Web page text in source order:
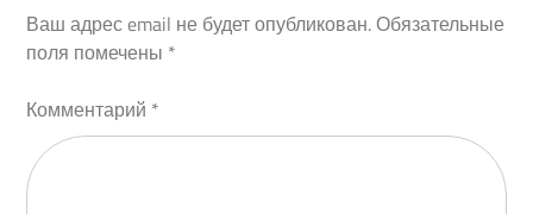
Ваш адрес email не будет опубликован.Обязательные
поля помечены *
Комментарий *